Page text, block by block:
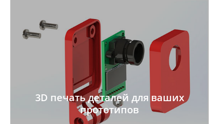
3D печать деталей для ваших
прототипов